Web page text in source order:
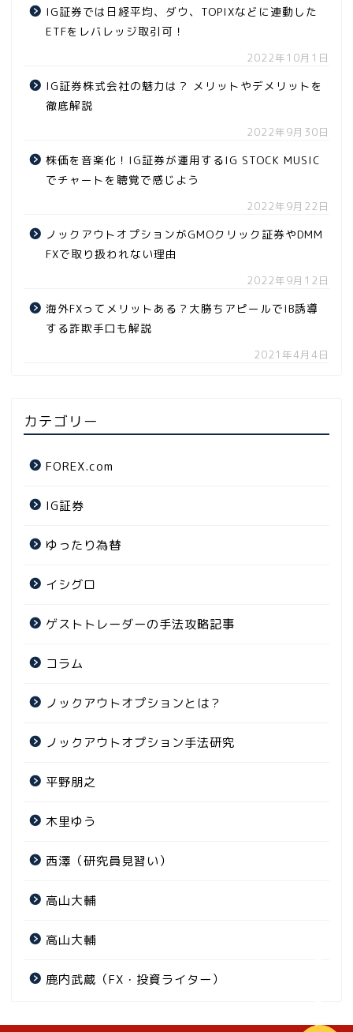
IG証券では日経平均、ダウ、TOPIXなどに連動した
ETFをレバレッジ取引可！
2022年10月1日
IG証券株式会社の魅力は？ メリットやデメリットを
徹底解説
2022年9月30日
株価を音楽化！IG証券が運用するIG STOCK MUSIC
でチャートを聴覚で感じよう
2022年9月22日
ノックアウトオプションがGMOクリック証券やDMM
FXで取り扱われない理由
2022年9月12日
海外FXってメリットある？大勝ちアピールでIB誘導
する詐欺手口も解説
2021年4月4日
カテゴリー
FOREX.com
IG証券
ゆったり為替
イシグロ
ゲストトレーダーの手法攻略記事
コラム
ノックアウトオプションとは？
ノックアウトオプション手法研究
平野朋之
木里ゆう
西澤（研究員見習い）
高山大輔
高山大輔
鹿内武蔵（FX・投資ライター）